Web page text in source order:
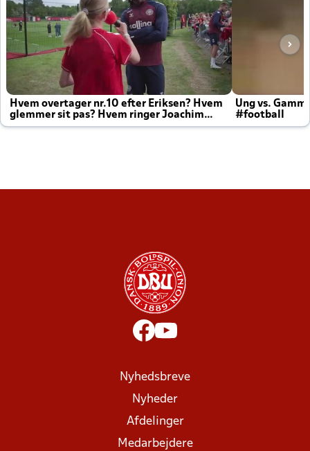
Hvem overtager nr.10 efter Eriksen? Hvem
glemmer sit pas? Hvem ringer Joachim
altid til efter kampe?
Ung vs.
#football
Nyhedsbreve
Nyheder
Afdelinger
Medarbejdere